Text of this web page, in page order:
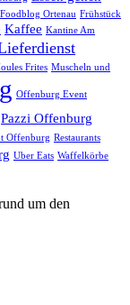
Foodblog Ortenau Frühstück
Kaffee Kantine Am
Frites Muscheln und
Offenburg Event
Pazzi Offenburg
Offenburg Restaurants
Uber Eats Waffelkörbe
um den